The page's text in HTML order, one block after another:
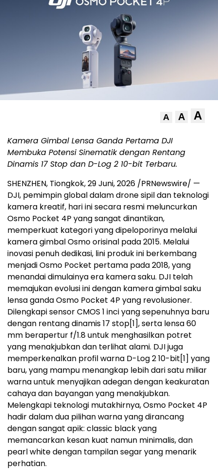
A A A
Kamera Gimbal Lensa Ganda Pertama DJI
Membuka Potensi Sinematik dengan Rentang
Dinamis 17 Stop dan D-Log 2 10-bit Terbaru.
SHENZHEN, Tiongkok, 29 Juni, 2026 /PRNewswire/ —
DJI, pemimpin global dalam drone sipil dan teknologi
kamera kreatif, hari ini secara resmi meluncurkan
Osmo Pocket 4P yang sangat dinantikan,
memperkuat kategori yang dipeloporinya melalui
kamera gimbal Osmo orisinal pada 2015. Melalui
inovasi penuh dedikasi, lini produk ini berkembang
menjadi Osmo Pocket pertama pada 2018, yang
menandai dimulainya era kamera saku. DJI telah
memajukan evolusi ini dengan kamera gimbal saku
lensa ganda Osmo Pocket 4P yang revolusioner.
Dilengkapi sensor CMOS 1 inci yang sepenuhnya baru
dengan rentang dinamis 17 stop[1], serta lensa 60
mm berapertur f/1.8 untuk menghasilkan potret
yang menakjubkan dan terlihat alami. DJI juga
memperkenalkan profil warna D-Log 2 10-bit[1] yang
baru, yang mampu menangkap lebih dari satu miliar
warna untuk menyajikan adegan dengan keakuratan
cahaya dan bayangan yang menakjubkan.
Melengkapi teknologi mutakhirnya, Osmo Pocket 4P
hadir dalam dua pilihan warna yang dirancang
dengan sangat apik: classic black yang
memancarkan kesan kuat namun minimalis, dan
pearl white dengan tampilan segar yang menarik
perhatian.